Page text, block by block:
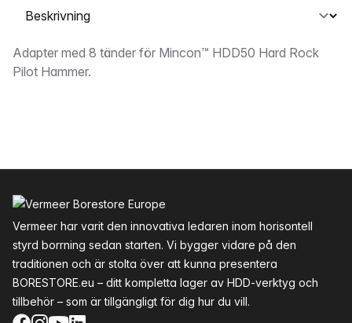
Välj en flik
Beskrivning
Adapter med 8 tänder för Mincon™ HDD50 Hard Rock
Pilot Hammer.
Vermeer har varit den innovativa ledaren inom horisontell
styrd borrning sedan starten. Vi bygger vidare på den
traditionen och är stolta över att kunna presentera
BORESTORE.eu – ditt kompletta lager av HDD-verktyg och
tillbehör – som är tillgängligt för dig hur du vill.